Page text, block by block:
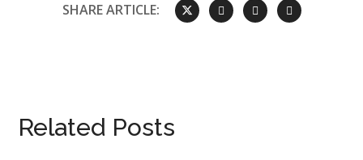
SHARE ARTICLE:
Related Posts